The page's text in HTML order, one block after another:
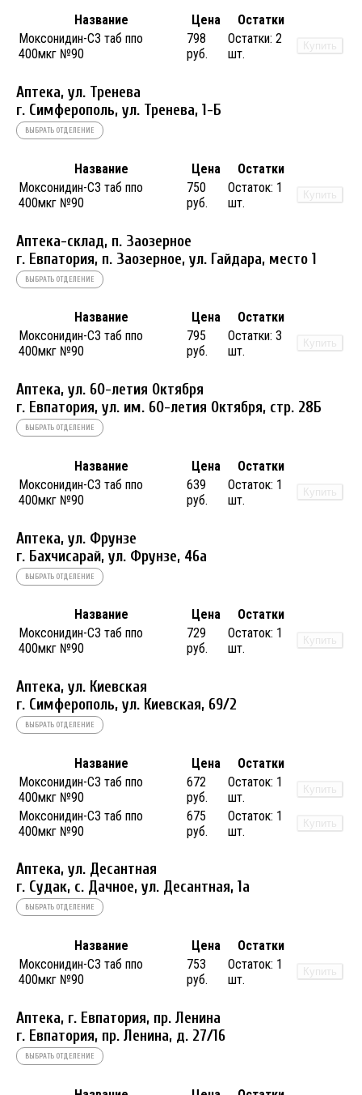
Название Цена
Остатки
Моксонидин-СЗ таб ппо
400мкг №90
798
руб.
Остатки: 2
шт.
Купить
Аптека, ул. Тренева
г. Симферополь, ул. Тренева, 1-Б
ВЫБРАТЬ ОТДЕЛЕНИЕ
Название Цена
Остатки
Моксонидин-СЗ таб ппо
400мкг №90
750
руб.
Остаток: 1
шт.
Купить
Аптека-склад, п. Заозерное
г. Евпатория, п. Заозерное, ул. Гайдара, место 1
ВЫБРАТЬ ОТДЕЛЕНИЕ
Название Цена
Остатки
Моксонидин-СЗ таб ппо
400мкг №90
795
руб.
Остатки: 3
шт.
Купить
Аптека, ул. 60-летия Октября
г. Евпатория, ул. им. 60-летия Октября, стр. 28Б
ВЫБРАТЬ ОТДЕЛЕНИЕ
Название Цена
Остатки
Моксонидин-СЗ таб ппо
400мкг №90
639
руб.
Остаток: 1
шт.
Купить
Аптека, ул. Фрунзе
г. Бахчисарай, ул. Фрунзе, 46а
ВЫБРАТЬ ОТДЕЛЕНИЕ
Название Цена
Остатки
Моксонидин-СЗ таб ппо
400мкг №90
729
руб.
Остаток: 1
шт.
Купить
Аптека, ул. Киевская
г. Симферополь, ул. Киевская, 69/2
ВЫБРАТЬ ОТДЕЛЕНИЕ
Название Цена
Остатки
Моксонидин-СЗ таб ппо
400мкг №90
672
руб.
Остаток: 1
шт.
Купить
Моксонидин-СЗ таб ппо
400мкг №90
675
руб.
Остаток: 1
шт.
Купить
Аптека, ул. Десантная
г. Судак, с. Дачное, ул. Десантная, 1а
ВЫБРАТЬ ОТДЕЛЕНИЕ
Название Цена
Остатки
Моксонидин-СЗ таб ппо
400мкг №90
753
руб.
Остаток: 1
шт.
Купить
Аптека, г. Евпатория, пр. Ленина
г. Евпатория, пр. Ленина, д. 27/16
ВЫБРАТЬ ОТДЕЛЕНИЕ